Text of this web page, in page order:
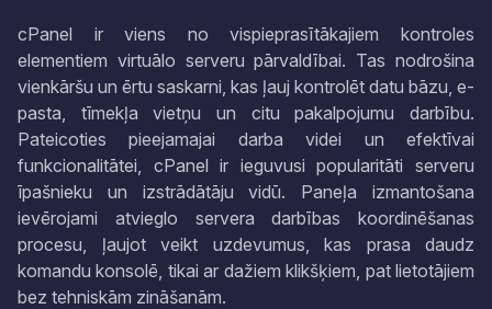
cPanel ir viens no vispieprasītākajiem kontroles
elementiem virtuālo serveru pārvaldībai. Tas nodrošina
vienkāršu un ērtu saskarni, kas ļauj kontrolēt datu bāzu, e-
pasta, tīmekļa vietņu un citu pakalpojumu darbību.
Pateicoties pieejamajai darba videi un efektīvai
funkcionalitātei, cPanel ir ieguvusi popularitāti serveru
īpašnieku un izstrādātāju vidū. Paneļa izmantošana
ievērojami atvieglo servera darbības koordinēšanas
procesu, ļaujot veikt uzdevumus, kas prasa daudz
komandu konsolē, tikai ar dažiem klikšķiem, pat lietotājiem
bez tehniskām zināšanām.